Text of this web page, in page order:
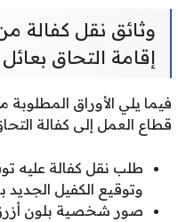
وثائق نقل كفالة
إقامة التحاق بعائل
فيما يلي الأوراق
قطاع العمل إلى كفالة
طلب نقل كفالة عليه
وتوقيع الكفيل الجديد
صور شخصية بلون أزرق